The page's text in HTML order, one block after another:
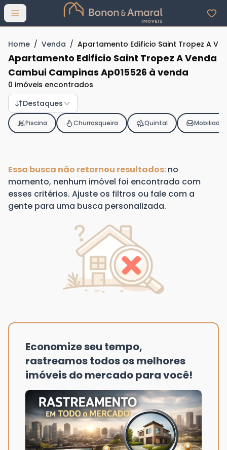
Abrir menu
Home / Venda / Apartamento Edificio Saint Tropez A
Apartamento Edificio Saint Tropez A Venda
Cambui Campinas Ap015526 à venda
0 imóveis encontrados
Destaques
Piscina Churrasqueira Quintal Mobiliado
Essa busca não retornou resultados:no
momento, nenhum imóvel foi encontrado com
esses critérios. Ajuste os filtros ou fale com a
gente para uma busca personalizada.
Economize seu tempo,
rastreamos todos os melhores
imóveis do mercado para você!